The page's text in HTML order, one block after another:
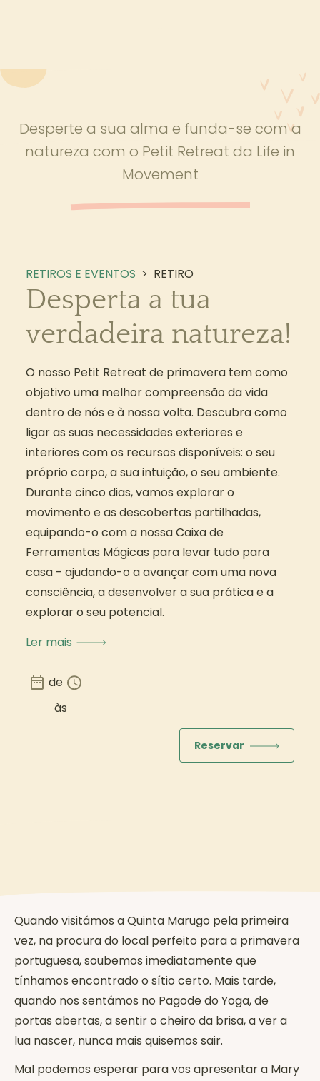
Desperte a sua alma e funda-se com a
natureza com o Petit Retreat da Life in
Movement
RETIROS E EVENTOS > RETIRO
Desperta a tua
verdadeira natureza!
O nosso Petit Retreat de primavera tem como
objetivo uma melhor compreensão da vida
dentro de nós e à nossa volta. Descubra como
ligar as suas necessidades exteriores e
interiores com os recursos disponíveis: o seu
próprio corpo, a sua intuição, o seu ambiente.
Durante cinco dias, vamos explorar o
movimento e as descobertas partilhadas,
equipando-o com a nossa Caixa de
Ferramentas Mágicas para levar tudo para
casa - ajudando-o a avançar com uma nova
consciência, a desenvolver a sua prática e a
explorar o seu potencial.
Ler mais
de
às
Reservar
Quando visitámos a Quinta Marugo pela primeira
vez, na procura do local perfeito para a primavera
portuguesa, soubemos imediatamente que
tínhamos encontrado o sítio certo. Mais tarde,
quando nos sentámos no Pagode do Yoga, de
portas abertas, a sentir o cheiro da brisa, a ver a
lua nascer, nunca mais quisemos sair.
Mal podemos esperar para vos apresentar a Mary